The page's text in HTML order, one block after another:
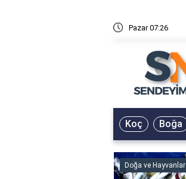
Pazar 07:26
Koç Boğa
Doğa ve Hayvanlar